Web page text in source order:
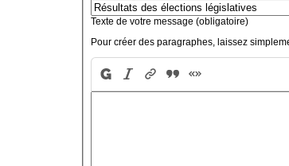
Texte de votre message (obligatoire)
Pour créer des paragraphes, laissez